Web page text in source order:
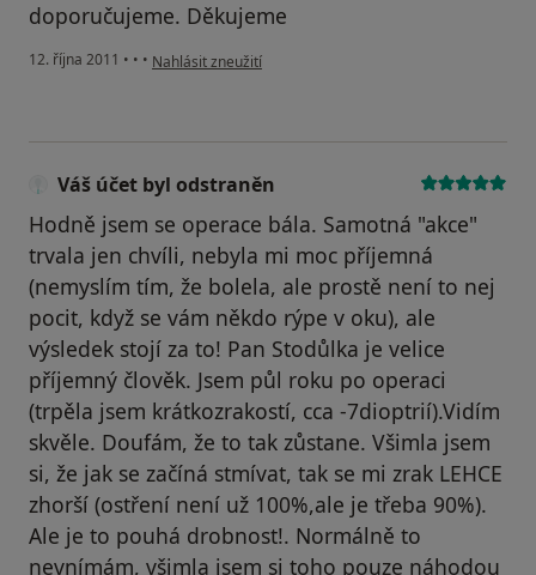
doporučujeme. Děkujeme
12. října 2011 • • • podle názoru uživatele Váš účet byl odstraněn
Nahlásit zneužití
Váš účet byl odstraněn
Hodně jsem se operace bála. Samotná "akce"
trvala jen chvíli, nebyla mi moc příjemná
(nemyslím tím, že bolela, ale prostě není to nej
pocit, když se vám někdo rýpe v oku), ale
výsledek stojí za to! Pan Stodůlka je velice
příjemný člověk. Jsem půl roku po operaci
(trpěla jsem krátkozrakostí, cca -7dioptrií).Vidím
skvěle. Doufám, že to tak zůstane. Všimla jsem
si, že jak se začíná stmívat, tak se mi zrak LEHCE
zhorší (ostření není už 100%,ale je třeba 90%).
Ale je to pouhá drobnost!. Normálně to
nevnímám, všimla jsem si toho pouze náhodou